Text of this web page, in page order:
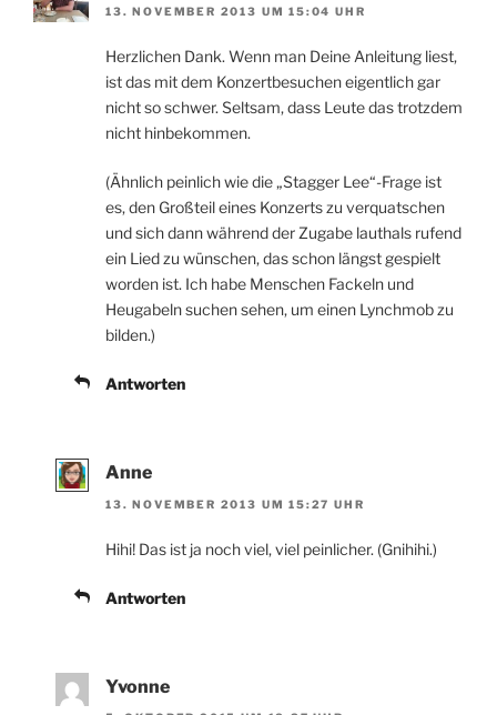
13. NOVEMBER 2013 UM 15:04 UHR
Herzlichen Dank. Wenn man Deine Anleitung liest,
ist das mit dem Konzertbesuchen eigentlich gar
nicht so schwer. Seltsam, dass Leute das trotzdem
nicht hinbekommen.
(Ähnlich peinlich wie die „Stagger Lee“-Frage ist
es, den Großteil eines Konzerts zu verquatschen
und sich dann während der Zugabe lauthals rufend
ein Lied zu wünschen, das schon längst gespielt
worden ist. Ich habe Menschen Fackeln und
Heugabeln suchen sehen, um einen Lynchmob zu
bilden.)
Antworten
Anne
13. NOVEMBER 2013 UM 15:27 UHR
Hihi! Das ist ja noch viel, viel peinlicher. (Gnihihi.)
Antworten
Yvonne